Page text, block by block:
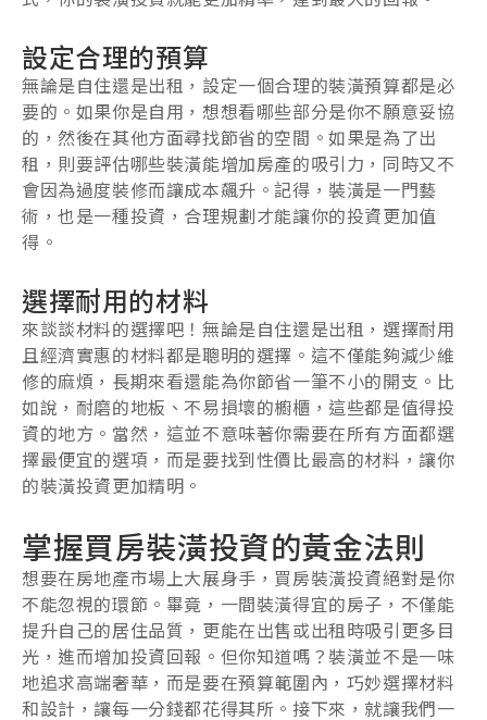
設定合理的預算
無論是自住還是出租，設定一個合理的裝潢預算都是必
要的。如果你是自用，想想看哪些部分是你不願意妥協
的，然後在其他方面尋找節省的空間。如果是為了出
租，則要評估哪些裝潢能增加房產的吸引力，同時又不
會因為過度裝修而讓成本飆升。記得，裝潢是一門藝
術，也是一種投資，合理規劃才能讓你的投資更加值
得。
選擇耐用的材料
來談談材料的選擇吧！無論是自住還是出租，選擇耐用
且經濟實惠的材料都是聰明的選擇。這不僅能夠減少維
修的麻煩，長期來看還能為你節省一筆不小的開支。比
如說，耐磨的地板、不易損壞的櫥櫃，這些都是值得投
資的地方。當然，這並不意味著你需要在所有方面都選
擇最便宜的選項，而是要找到性價比最高的材料，讓你
的裝潢投資更加精明。
掌握買房裝潢投資的黃金法則
想要在房地產市場上大展身手，買房裝潢投資絕對是你
不能忽視的環節。畢竟，一間裝潢得宜的房子，不僅能
提升自己的居住品質，更能在出售或出租時吸引更多目
光，進而增加投資回報。但你知道嗎？裝潢並不是一味
地追求高端奢華，而是要在預算範圍內，巧妙選擇材料
和設計，讓每一分錢都花得其所。接下來，就讓我們一